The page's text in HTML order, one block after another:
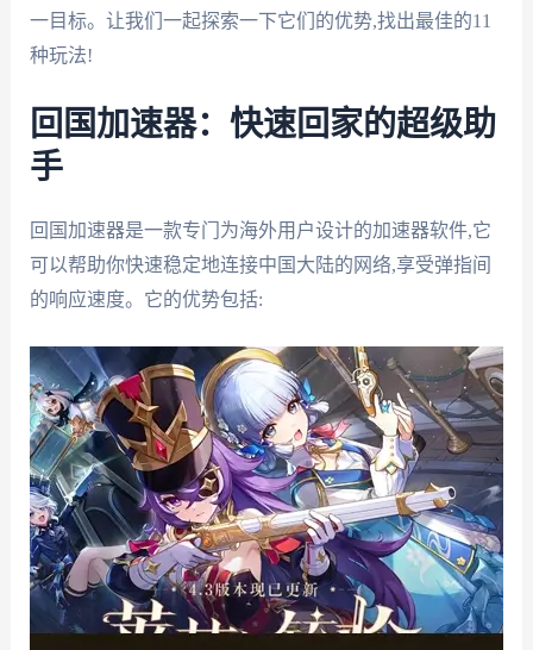
一目标。让我们一起探索一下它们的优势,找出最佳的11
种玩法!
回国加速器：快速回家的超级助
手
回国加速器是一款专门为海外用户设计的加速器软件,它
可以帮助你快速稳定地连接中国大陆的网络,享受弹指间
的响应速度。它的优势包括: